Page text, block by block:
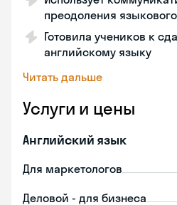
преодоления
Готовила учеников к
английскому языку
Читать дальше
Услуги и цены
Английский язык
Для маркетологов
Деловой - для бизнеса